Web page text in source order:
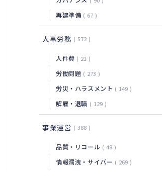
再建準備 67
人事労務 572
人件費 21
労働問題 273
労災・ハラスメント 149
解雇・退職 129
事業運営 388
品質・リコール 48
情報漏洩・サイバー 269